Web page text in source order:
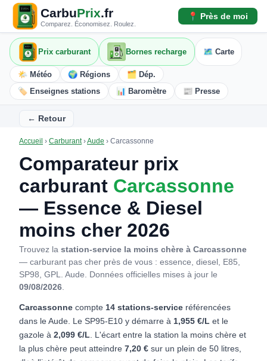
CarbuPrix.fr
Comparez. Économisez. Roulez.
📍 Près de moi
Prix carburant Bornes recharge 🗺️ Carte
🌤️ Météo 🌍 Régions
🗂️ Dép.
🏷️ Enseignes stations
📊 Baromètre 📰 Presse
← Retour
Accueil › Carburant›Aude › Carcassonne
Comparateur prix
carburant Carcassonne
— Essence & Diesel
moins cher 2026
Trouvez la station-service la moins chère à Carcassonne
— carburant pas cher près de vous : essence, diesel, E85,
SP98, GPL. Aude. Données officielles mises à jour le
09/08/2026.
Carcassonne compte 14 stations-service référencées
dans le Aude. Le SP95-E10 y démarre à 1,955 €/L et le
gazole à 2,099 €/L. L'écart entre la station la moins chère et
la plus chère peut atteindre 7,20 € sur un plein de 50 litres,